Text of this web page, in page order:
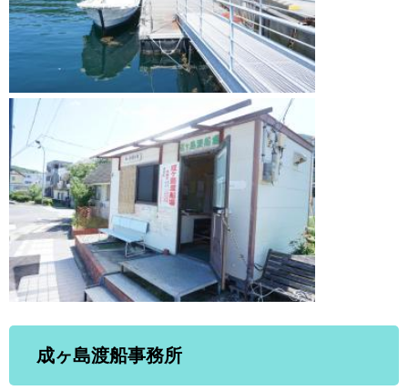
成ヶ島渡船事務所​